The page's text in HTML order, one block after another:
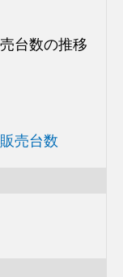
台数の推移
売台数